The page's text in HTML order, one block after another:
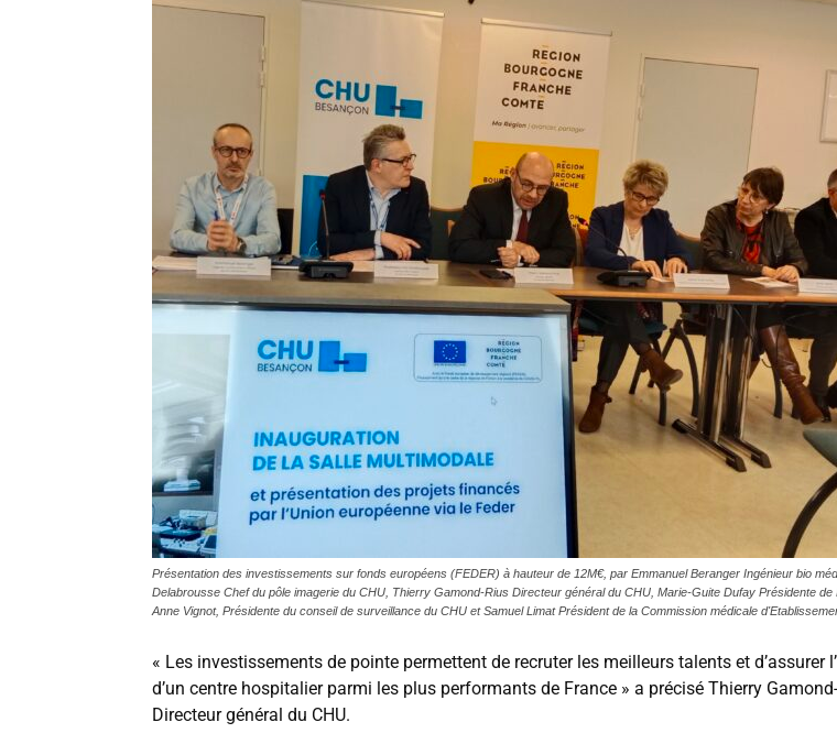
locale
–
Hebdo25
Présentation des investissements sur fonds européens (FEDER) à hauteur de 12M€, par Emmanuel Beranger Ingénieur bio
Delabrousse Chef du pôle imagerie du CHU, Thierry Gamond-Rius Directeur général du CHU, Marie-Guite Dufay Présidente de
Anne Vignot, Présidente du conseil de surveillance du CHU et Samuel Limat Président de la Commission médicale
« Les investissements de pointe permettent de recruter les meilleurs talents et d’assurer
d’un centre hospitalier parmi les plus performants de France » a précisé Thierry
Directeur général du CHU.